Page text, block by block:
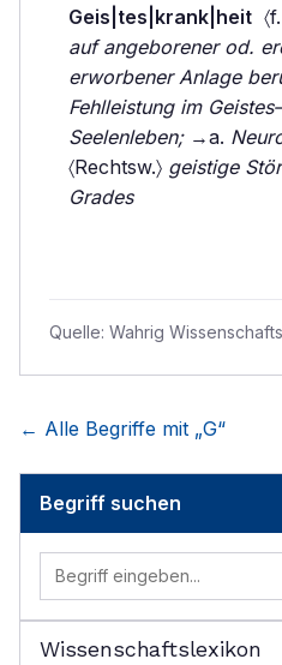
Geis|tes|krank|heit
auf angeborener od.
erworbener Anlage
Fehlleistung im
Seelenleben;→a.
〈Rechtsw.〉 geistige
Grades
Quelle: Wahrig
← Alle Begriffe mit „G“
Begriff suchen
Wissenschaftslexikon